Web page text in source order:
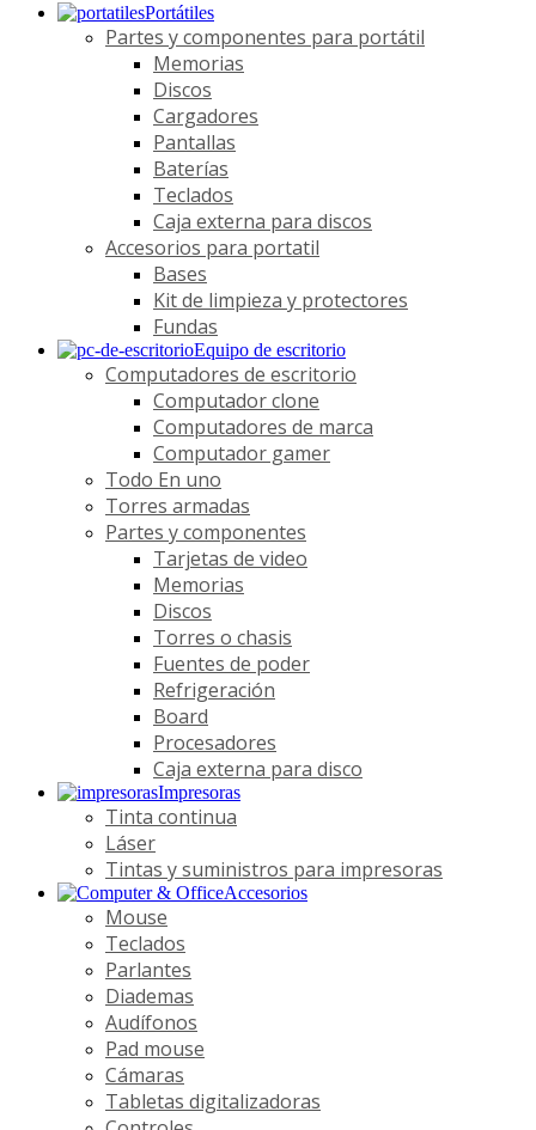
Portátiles
Partes y componentes para portátil
Memorias
Discos
Cargadores
Pantallas
Baterías
Teclados
Caja externa para discos
Accesorios para portatil
Bases
Kit de limpieza y protectores
Fundas
Equipo de escritorio
Computadores de escritorio
Computador clone
Computadores de marca
Computador gamer
Todo En uno
Torres armadas
Partes y componentes
Tarjetas de video
Memorias
Discos
Torres o chasis
Fuentes de poder
Refrigeración
Board
Procesadores
Caja externa para disco
Impresoras
Tinta continua
Láser
Tintas y suministros para impresoras
Accesorios
Mouse
Teclados
Parlantes
Diademas
Audífonos
Pad mouse
Cámaras
Tabletas digitalizadoras